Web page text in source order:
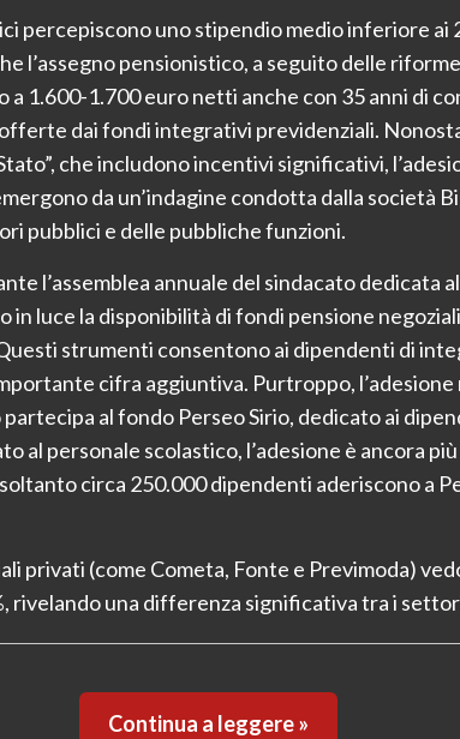
percepiscono uno stipendio medio inferiore ai
l’assegno pensionistico, a seguito delle
a 1.600-1.700 euro netti anche con 35 anni di
dai fondi integrativi previdenziali.
che includono incentivi significativi,
da un’indagine condotta dalla società
pubblici e delle pubbliche funzioni.
l’assemblea annuale del sindacato dedicata
in luce la disponibilità di fondi pensione
strumenti consentono ai dipendenti di
cifra aggiuntiva. Purtroppo, l’adesione
al fondo Perseo Sirio, dedicato ai
al personale scolastico, l’adesione è ancora
circa 250.000 dipendenti aderiscono a
privati (come Cometa, Fonte e Previmoda)
rivelando una differenza significativa tra i
Continua a leggere »